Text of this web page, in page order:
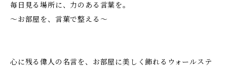
毎日見る場所に、力のある言葉を。
～お部屋を、言葉で整える～
心に残る偉人の名言を、お部屋に美しく飾れるウォールステ